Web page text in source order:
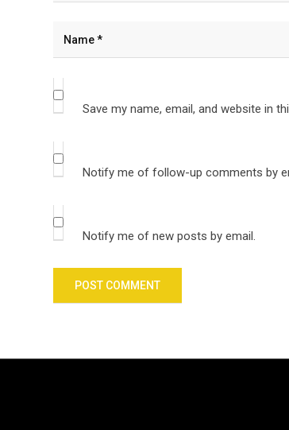
Save my name, email, and website in
Notify me of follow-up comments by
Notify me of new posts by email.